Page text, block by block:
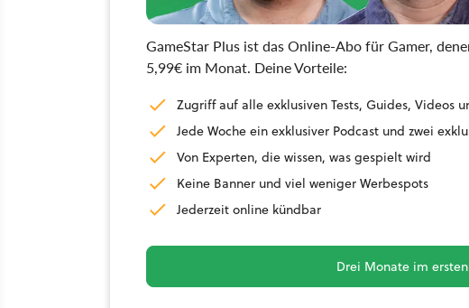
GameStar Plus ist das Online-Abo für Gamer,
5,99€ im Monat. Deine Vorteile:
Zugriff auf alle exklusiven Tests, Guides, Videos
Jede Woche ein exklusiver Podcast und zwei
Von Experten, die wissen, was gespielt wird
Keine Banner und viel weniger Werbespots
Jederzeit online kündbar
Drei Monate im